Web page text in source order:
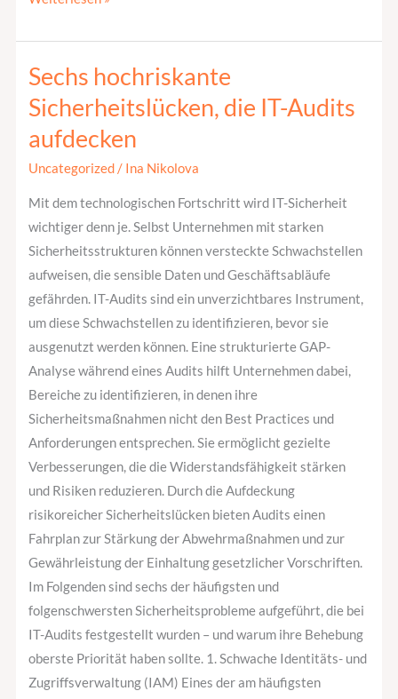
Sechs hochriskante
Sicherheitslücken, die IT-Audits
aufdecken
Uncategorized/ Ina Nikolova
Mit dem technologischen Fortschritt wird IT-Sicherheit
wichtiger denn je. Selbst Unternehmen mit starken
Sicherheitsstrukturen können versteckte Schwachstellen
aufweisen, die sensible Daten und Geschäftsabläufe
gefährden. IT-Audits sind ein unverzichtbares Instrument,
um diese Schwachstellen zu identifizieren, bevor sie
ausgenutzt werden können. Eine strukturierte GAP-
Analyse während eines Audits hilft Unternehmen dabei,
Bereiche zu identifizieren, in denen ihre
Sicherheitsmaßnahmen nicht den Best Practices und
Anforderungen entsprechen. Sie ermöglicht gezielte
Verbesserungen, die die Widerstandsfähigkeit stärken
und Risiken reduzieren. Durch die Aufdeckung
risikoreicher Sicherheitslücken bieten Audits einen
Fahrplan zur Stärkung der Abwehrmaßnahmen und zur
Gewährleistung der Einhaltung gesetzlicher Vorschriften.
Im Folgenden sind sechs der häufigsten und
folgenschwersten Sicherheitsprobleme aufgeführt, die bei
IT-Audits festgestellt wurden – und warum ihre Behebung
oberste Priorität haben sollte. 1. Schwache Identitäts- und
Zugriffsverwaltung (IAM) Eines der am häufigsten
Sechs
hochriskante
Sicherheitslücken,
die
IT-